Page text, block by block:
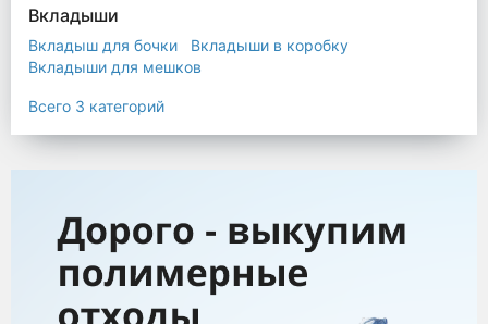
Вкладыши
Вкладыш для бочки
Вкладыши в коробку
Вкладыши для мешков
Всего 3 категорий